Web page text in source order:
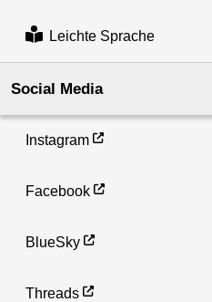
Leichte Sprache
Social Media
Instagram
Facebook
BlueSky
Threads